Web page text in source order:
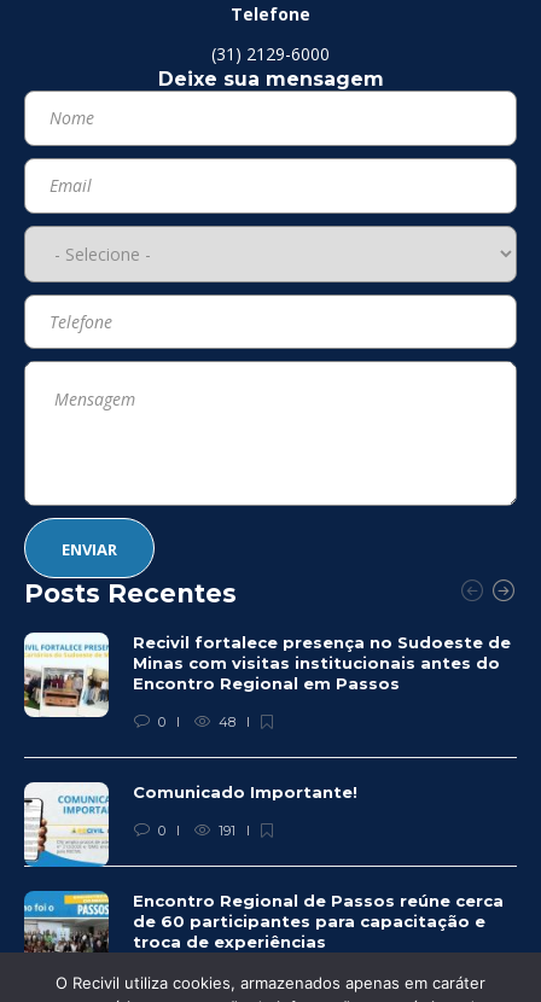
Telefone
(31) 2129-6000
Deixe sua mensagem
Posts Recentes
Recivil fortalece presença no Sudoeste de
Minas com visitas institucionais antes do
Encontro Regional em Passos
0 48
Comunicado Importante!
0 191
Encontro Regional de Passos reúne cerca
de 60 participantes para capacitação e
troca de experiências
0 225
O Recivil utiliza cookies, armazenados apenas em caráter